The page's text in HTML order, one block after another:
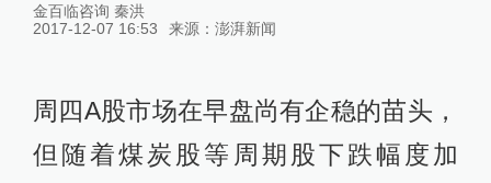
金百临咨询 秦洪
2017-12-07 16:53
来源： 澎湃新闻
周四A股市场在早盘尚有企稳的苗头，
但随着煤炭股等周期股下跌幅度加